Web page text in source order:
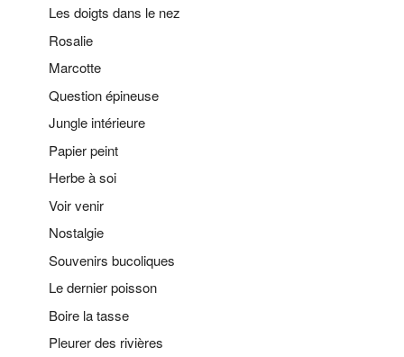
Les doigts dans le nez
Rosalie
Marcotte
Question épineuse
Jungle intérieure
Papier peint
Herbe à soi
Voir venir
Nostalgie
Souvenirs bucoliques
Le dernier poisson
Boire la tasse
Pleurer des rivières